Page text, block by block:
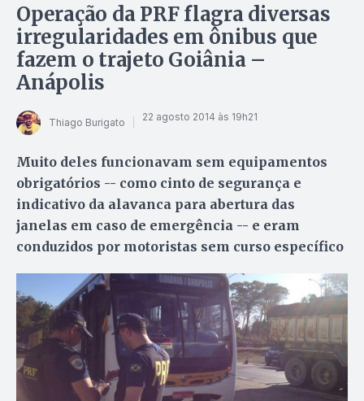
Operação da PRF flagra diversas
irregularidades em ônibus que
fazem o trajeto Goiânia –
Anápolis
Thiago Burigato 22 agosto 2014 às 19h21
Muito deles funcionavam sem equipamentos
obrigatórios -- como cinto de segurança e
indicativo da alavanca para abertura das
janelas em caso de emergência -- e eram
conduzidos por motoristas sem curso específico